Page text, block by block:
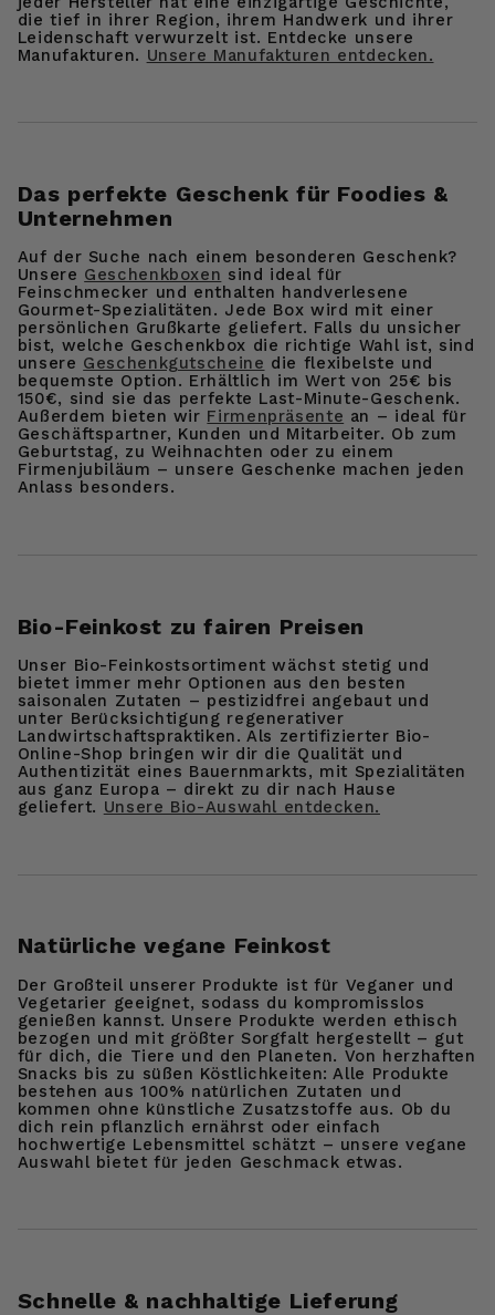
die tief in ihrer Region, ihrem Handwerk und ihrer
Leidenschaft verwurzelt ist. Entdecke unsere
Manufakturen. Unsere Manufakturen entdecken.
Das perfekte Geschenk für Foodies &
Unternehmen
Auf der Suche nach einem besonderen Geschenk?
Unsere Geschenkboxen sind ideal für
Feinschmecker und enthalten handverlesene
Gourmet-Spezialitäten. Jede Box wird mit einer
persönlichen Grußkarte geliefert. Falls du unsicher
bist, welche Geschenkbox die richtige Wahl ist, sind
unsere Geschenkgutscheine die flexibelste und
bequemste Option. Erhältlich im Wert von 25€ bis
150€, sind sie das perfekte Last-Minute-Geschenk.
Außerdem bieten wir Firmenpräsente an – ideal für
Geschäftspartner, Kunden und Mitarbeiter. Ob zum
Geburtstag, zu Weihnachten oder zu einem
Firmenjubiläum – unsere Geschenke machen jeden
Anlass besonders.
Bio-Feinkost zu fairen Preisen
Unser Bio-Feinkostsortiment wächst stetig und
bietet immer mehr Optionen aus den besten
saisonalen Zutaten – pestizidfrei angebaut und
unter Berücksichtigung regenerativer
Landwirtschaftspraktiken. Als zertifizierter Bio-
Online-Shop bringen wir dir die Qualität und
Authentizität eines Bauernmarkts, mit Spezialitäten
aus ganz Europa – direkt zu dir nach Hause
geliefert. Unsere Bio-Auswahl entdecken.
Natürliche vegane Feinkost
Der Großteil unserer Produkte ist für Veganer und
Vegetarier geeignet, sodass du kompromisslos
genießen kannst. Unsere Produkte werden ethisch
bezogen und mit größter Sorgfalt hergestellt – gut
für dich, die Tiere und den Planeten. Von herzhaften
Snacks bis zu süßen Köstlichkeiten: Alle Produkte
bestehen aus 100% natürlichen Zutaten und
kommen ohne künstliche Zusatzstoffe aus. Ob du
dich rein pflanzlich ernährst oder einfach
hochwertige Lebensmittel schätzt – unsere vegane
Auswahl bietet für jeden Geschmack etwas.
Schnelle & nachhaltige Lieferung